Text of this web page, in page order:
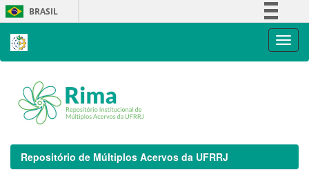
Skip
navigation
BRASIL
Repositório de Múltiplos Acervos da UFRRJ